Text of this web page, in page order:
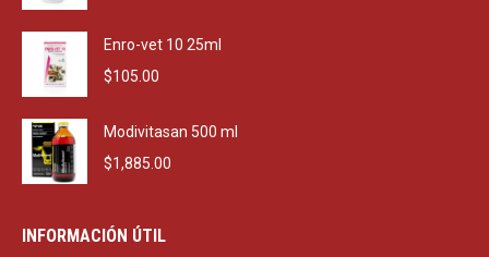
Enro-vet 10 25ml
$105.00
Modivitasan 500 ml
$1,885.00
INFORMACIÓN ÚTIL